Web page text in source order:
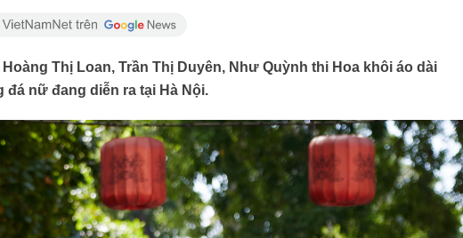
Thị Loan, Trần Thị Duyên, Như Quỳnh thi Hoa khôi áo dài
nữ đang diễn ra tại Hà Nội.